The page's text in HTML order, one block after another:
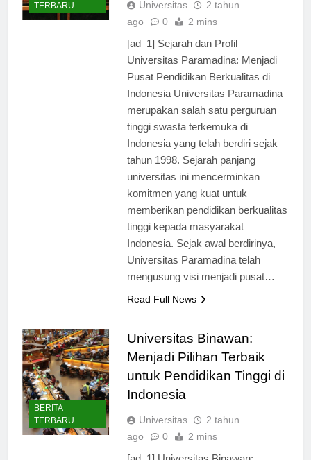
BERITA
TERBARU
Universitas
2 tahun
[ad_1] Sejarah dan Profil
Universitas Paramadina: Menjadi
Pusat Pendidikan Berkualitas di
Indonesia Universitas Paramadina
merupakan salah satu perguruan
tinggi swasta terkemuka di
Indonesia yang telah berdiri sejak
tahun 1998. Sejarah panjang
universitas ini mencerminkan
komitmen yang kuat untuk
memberikan pendidikan berkualitas
tinggi kepada masyarakat
Indonesia. Sejak awal berdirinya,
Universitas Paramadina telah
BERITA
TERBARU
Universitas Binawan:
Menjadi Pilihan Terbaik
untuk Pendidikan Tinggi di
Universitas
2 tahun